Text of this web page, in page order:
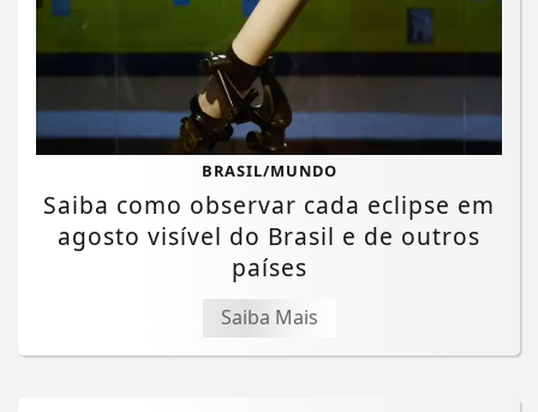
BRASIL/MUNDO
Saiba como observar cada eclipse em
agosto visível do Brasil e de outros
países
Saiba Mais